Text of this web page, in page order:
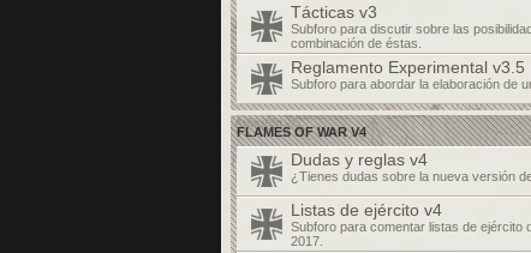
Tácticas v3
Subforo para discutir sobre las
combinación de éstas.
Reglamento Experimental v3.5
Subforo para abordar la elaboración de
FLAMES OF WAR V4
Dudas y reglas v4
¿Tienes dudas sobre la nueva versión
Listas de ejército v4
Subforo para comentar listas de ejército
2017.